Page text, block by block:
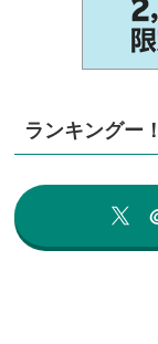
ランキングー